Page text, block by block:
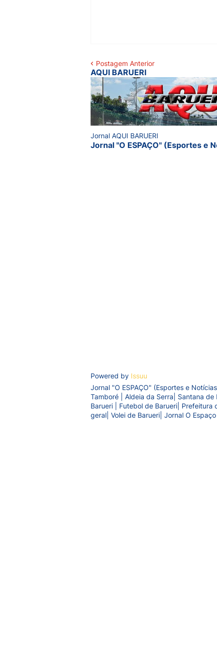
Postagem Anterior
AQUI BARUERI
Jornal AQUI BARUERI
Jornal "O ESPAÇO" (Esportes e
Powered by Issuu
Jornal "O ESPAÇO" (Esportes e
Tamboré | Aldeia da Serra| Santana
Barueri | Futebol de Barueri|
geral| Volei de Barueri| Jornal O